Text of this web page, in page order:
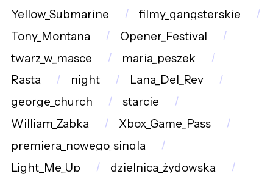
Yellow_Submarine
filmy_gangsterskie
Tony_Montana
Opener_Festival
twarz_w_masce
maria_peszek
Rasta
night
Lana_Del_Rey
george_church
starcie
William_Zabka
Xbox_Game_Pass
premiera_nowego_singla
Light_Me_Up
dzielnica_żydowska